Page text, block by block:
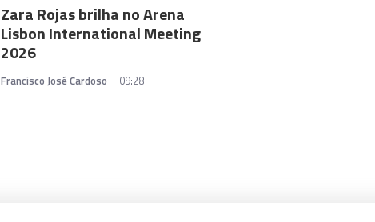
Zara Rojas brilha no Arena
Lisbon International Meeting
2026
Francisco José Cardoso 09:28